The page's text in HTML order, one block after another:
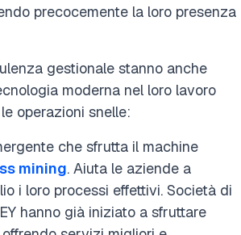
precocemente la loro presenza
gestionale stanno anche
moderna nel loro lavoro
operazioni snelle:
che sfrutta il machine
mining. Aiuta le aziende a
i loro processi effettivi. Società di
hanno già iniziato a sfruttare